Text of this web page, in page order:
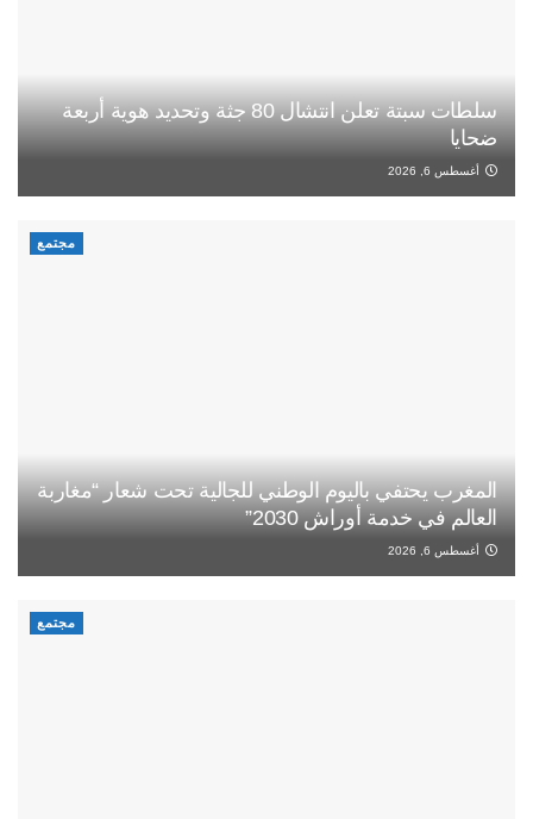
سلطات سبتة تعلن انتشال 80 جثة وتحديد هوية أربعة
ضحايا
أغسطس 6, 2026
مجتمع
المغرب يحتفي باليوم الوطني للجالية تحت شعار “مغاربة
العالم في خدمة أوراش 2030”
أغسطس 6, 2026
مجتمع